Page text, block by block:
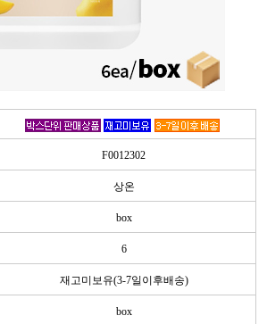
F0012302
상온
box
6
재고미보유(3-7일이후배송)
box